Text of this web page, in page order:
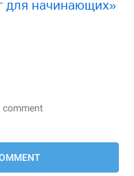
для начинающих»